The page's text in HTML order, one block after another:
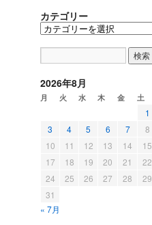
カテゴリー
カ
リ
2026年8月
月 火 水 木 金 土
1
3
4 5 6 7 8
10
11 12 13 14 15
17
18 19 20 21 22
24
25 26 27 28 29
31
« 7月